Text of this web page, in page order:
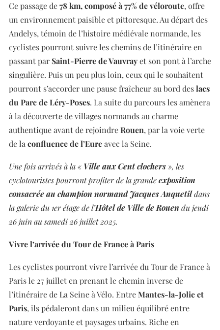
Ce passage de78 km, composé à 77% de véloroute, offre
un environnement paisible et pittoresque. Au départ des
Andelys, témoin de l’histoire médiévale normande, les
cyclistes pourront suivre les chemins de l’itinéraire en
passant par Saint-Pierre de Vauvrayet son pont à l’arche
singulière. Puis un peu plus loin, ceux qui le souhaitent
pourront s’accorder une pause fraîcheur au bord deslacs
du Parc de Léry-Poses. La suite du parcours les amènera
à la découverte de villages normands au charme
authentique avant de rejoindreRouen, par la voie verte
de la confluence de l’Eureavec la Seine.
Une fois arrivés à la « Ville aux Cent clochers », les
cyclotouristes pourront profiter de la grandeexposition
consacrée au champion normand Jacques Anquetildans
la galerie du 1er étage de l’Hôtel de Ville de Rouen du jeudi
26 juin au samedi 26 juillet 2025.
Vivre l’arrivée du Tour de France à Paris
Les cyclistes pourront vivre l’arrivée du Tour de France à
Paris le 27 juillet en prenant le chemin inverse de
l’itinéraire de La Seine à Vélo. EntreMantes-la-Jolie et
Paris, ils pédaleront dans un milieu équilibré entre
nature verdoyante et paysages urbains. Riche en